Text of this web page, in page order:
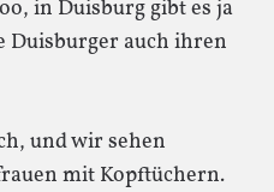
in Duisburg gibt es ja
Duisburger auch ihren
und wir sehen
mit Kopftüchern.